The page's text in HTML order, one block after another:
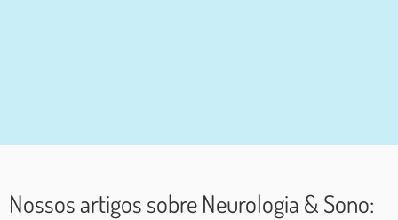
Nossos artigos sobre Neurologia & Sono: